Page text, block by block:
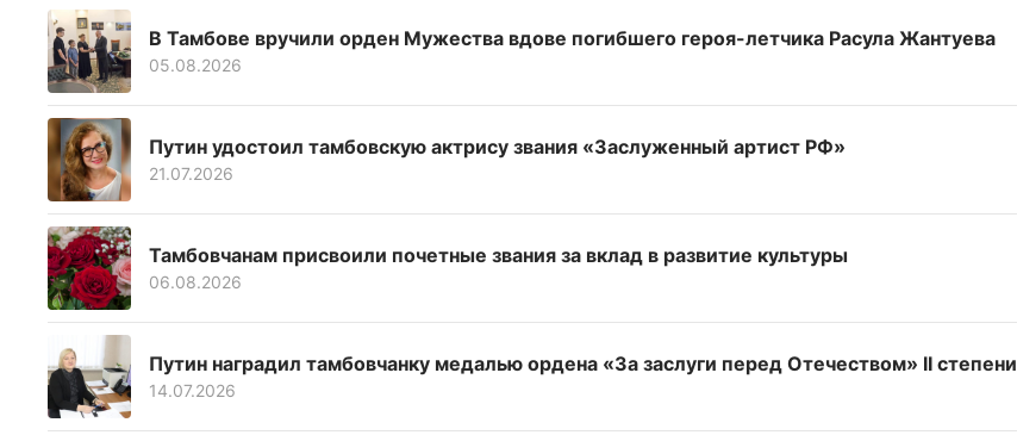
В Тамбове вручили орден Мужества вдове погибшего героя-летчика Расула Жантуева
05.08.2026
Путин удостоил тамбовскую актрису звания «Заслуженный артист РФ»
21.07.2026
Тамбовчанам присвоили почетные звания за вклад в развитие культуры
06.08.2026
Путин наградил тамбовчанку медалью ордена «За заслуги перед Отечеством» II степени
14.07.2026